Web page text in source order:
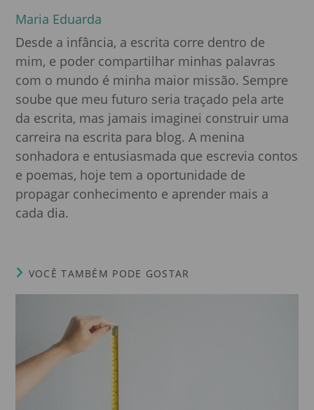
Maria Eduarda
Desde a infância, a escrita corre dentro de
mim, e poder compartilhar minhas palavras
com o mundo é minha maior missão. Sempre
soube que meu futuro seria traçado pela arte
da escrita, mas jamais imaginei construir uma
carreira na escrita para blog. A menina
sonhadora e entusiasmada que escrevia contos
e poemas, hoje tem a oportunidade de
propagar conhecimento e aprender mais a
cada dia.
VOCÊ TAMBÉM PODE GOSTAR